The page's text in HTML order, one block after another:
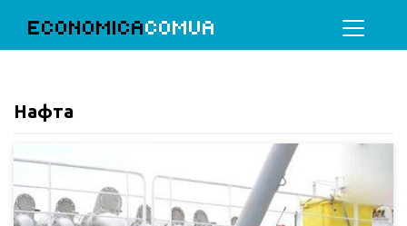
ECONOMICACOMUA
Нафта